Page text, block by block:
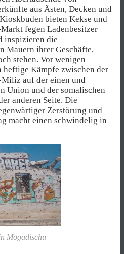
aus Ästen, Decken und
bieten Kekse und
fegen Ladenbesitzer
inspizieren die
Mauern ihrer Geschäfte,
stehen. Vor wenigen
Kämpfe zwischen der
auf der einen und
Union und der somalischen
anderen Seite. Die
Zerstörung und
macht einen schwindelig in
Mogadischu